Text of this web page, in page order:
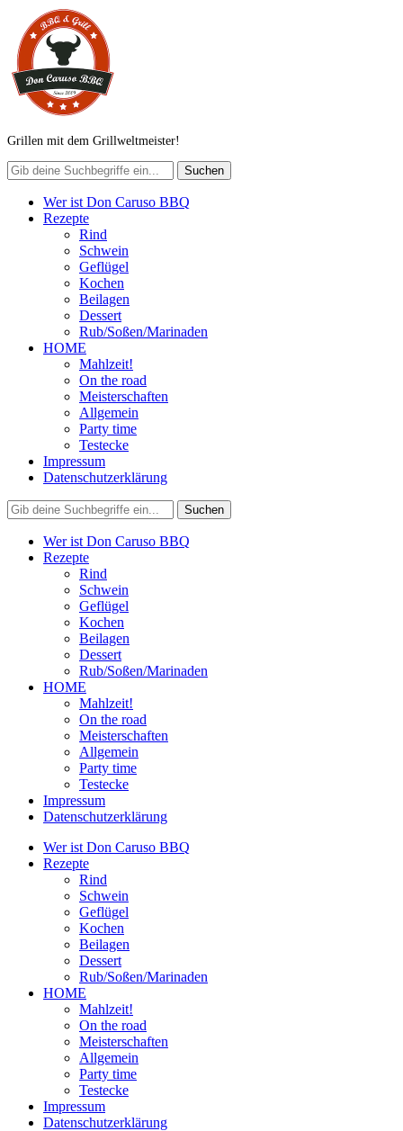
Grillen mit dem Grillweltmeister!
Wer ist Don Caruso BBQ
Rezepte
Rind
Schwein
Geflügel
Kochen
Beilagen
Dessert
Rub/Soßen/Marinaden
HOME
Mahlzeit!
On the road
Meisterschaften
Allgemein
Party time
Testecke
Impressum
Datenschutzerklärung
Wer ist Don Caruso BBQ
Rezepte
Rind
Schwein
Geflügel
Kochen
Beilagen
Dessert
Rub/Soßen/Marinaden
HOME
Mahlzeit!
On the road
Meisterschaften
Allgemein
Party time
Testecke
Impressum
Datenschutzerklärung
Wer ist Don Caruso BBQ
Rezepte
Rind
Schwein
Geflügel
Kochen
Beilagen
Dessert
Rub/Soßen/Marinaden
HOME
Mahlzeit!
On the road
Meisterschaften
Allgemein
Party time
Testecke
Impressum
Datenschutzerklärung